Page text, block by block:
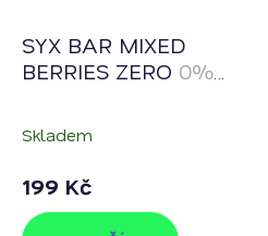
SYX BAR MIXED
BERRIES ZERO 0%
Skladem
199 Kč